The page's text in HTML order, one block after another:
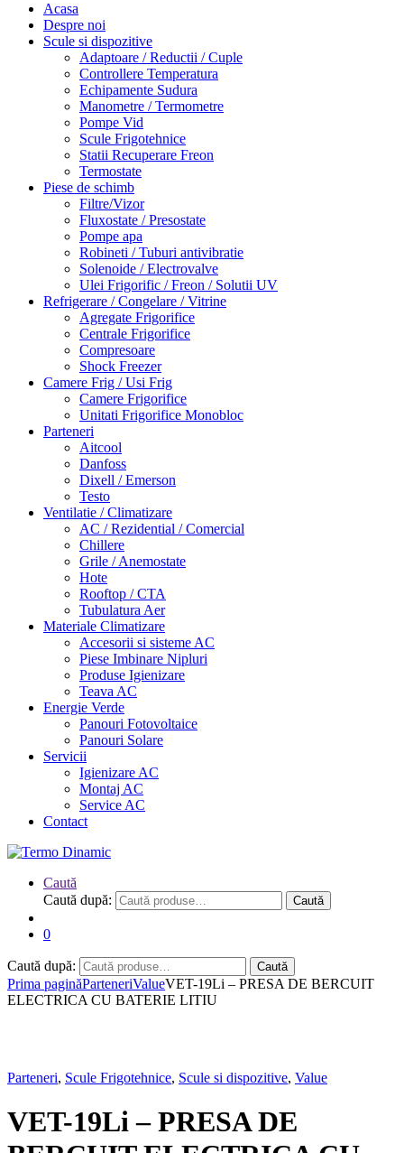
Acasa
Despre noi
Scule si dispozitive
Adaptoare / Reductii / Cuple
Controllere Temperatura
Echipamente Sudura
Manometre / Termometre
Pompe Vid
Scule Frigotehnice
Statii Recuperare Freon
Termostate
Piese de schimb
Filtre/Vizor
Fluxostate / Presostate
Pompe apa
Robineti / Tuburi antivibratie
Solenoide / Electrovalve
Ulei Frigorific / Freon / Solutii UV
Refrigerare / Congelare / Vitrine
Agregate Frigorifice
Centrale Frigorifice
Compresoare
Shock Freezer
Camere Frig / Usi Frig
Camere Frigorifice
Unitati Frigorifice Monobloc
Parteneri
Aitcool
Danfoss
Dixell / Emerson
Testo
Ventilatie / Climatizare
AC / Rezidential / Comercial
Chillere
Grile / Anemostate
Hote
Rooftop / CTA
Tubulatura Aer
Materiale Climatizare
Accesorii si sisteme AC
Piese Imbinare Nipluri
Produse Igienizare
Teava AC
Energie Verde
Panouri Fotovoltaice
Panouri Solare
Servicii
Igienizare AC
Montaj AC
Service AC
Contact
Caută
Caută după:
Caută
0
Caută după: Caută
Prima paginăParteneriValueVET-19Li – PRESA DE BERCUIT
ELECTRICA CU BATERIE LITIU
Parteneri, Scule Frigotehnice, Scule si dispozitive, Value
VET-19Li – PRESA DE